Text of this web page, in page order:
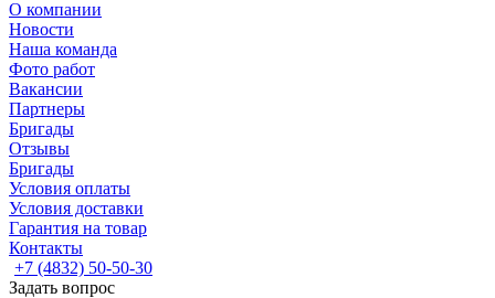
О компании
Новости
Наша команда
Фото работ
Вакансии
Партнеры
Бригады
Отзывы
Бригады
Условия оплаты
Условия доставки
Гарантия на товар
Контакты
+7 (4832) 50-50-30
Задать вопрос